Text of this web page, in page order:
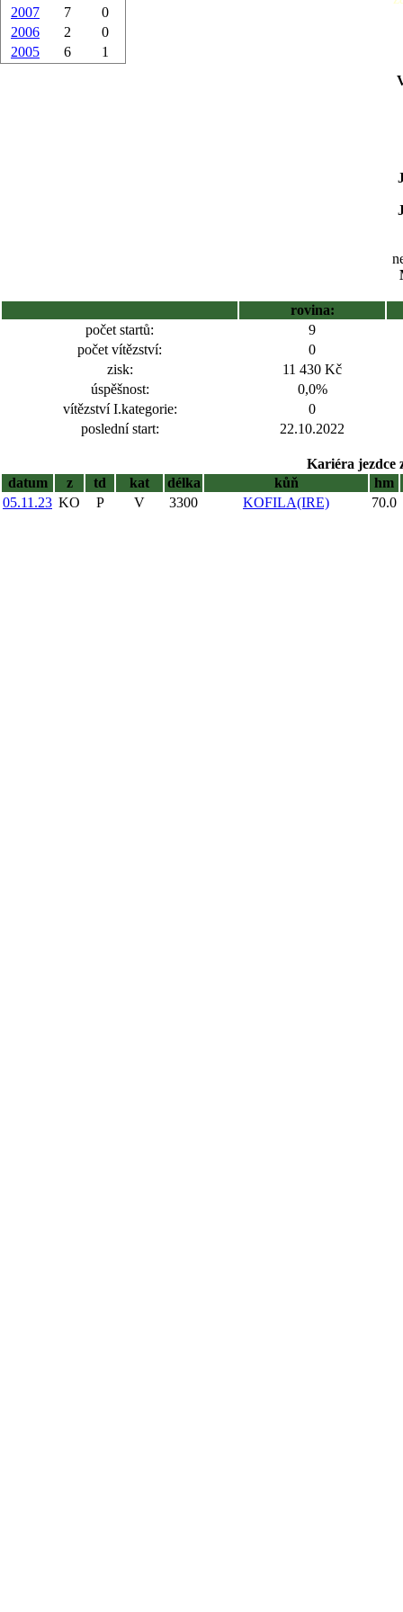
2007
7
0
2006
2
0
2005
6 1
rovina:
počet startů:
9
počet vítězství:
0
zisk:
11 430 Kč
úspěšnost:
0,0%
vítězství I.kategorie:
0
poslední start:
22.10.2022
Kariéra jezdce
datum
z td kat délka kůň
hm
05.11.23 KO P V 3300 KOFILA(IRE) 70.0